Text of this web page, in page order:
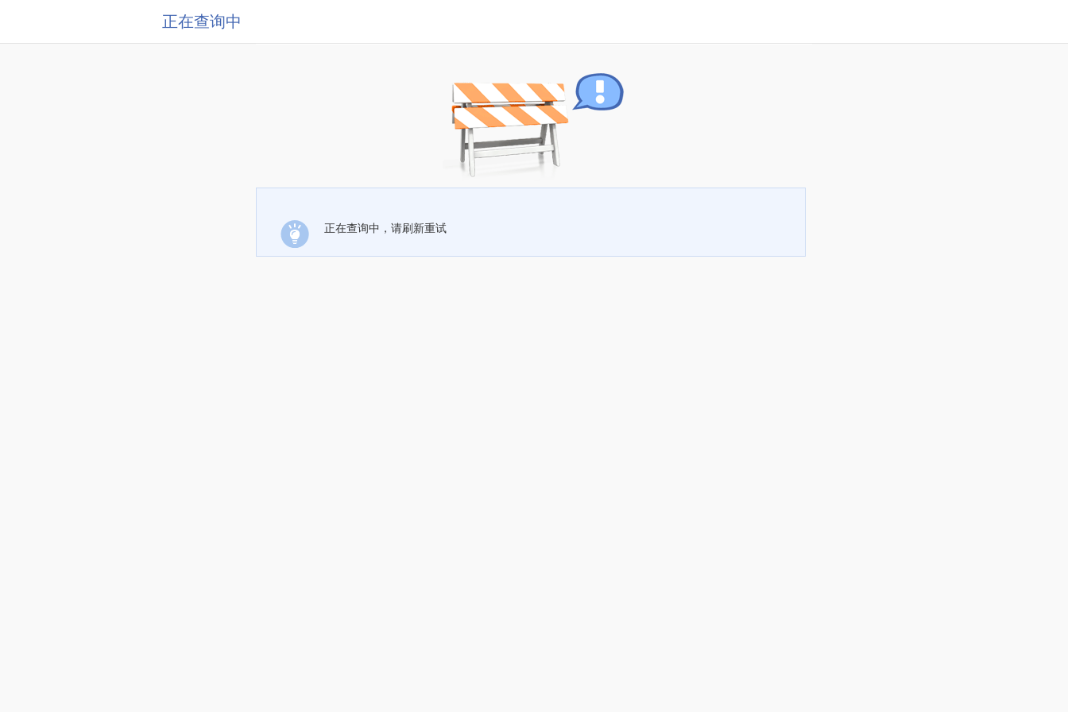
正在查询中
正在查询中，请刷新重试